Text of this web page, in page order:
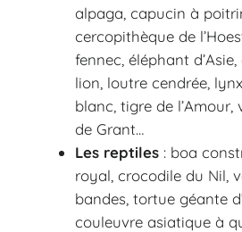
alpaga, capucin à
cercopithèque de
fennec, éléphant
lion, loutre cendrée,
blanc, tigre de l’Amour,
de Grant…
Les reptiles: boa
royal, crocodile du Nil,
bandes, tortue géante
couleuvre asiatique à